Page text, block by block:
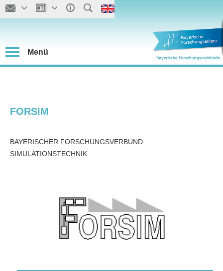
Menü
FORSIM
BAYERISCHER FORSCHUNGSVERBUND
SIMULATIONSTECHNIK